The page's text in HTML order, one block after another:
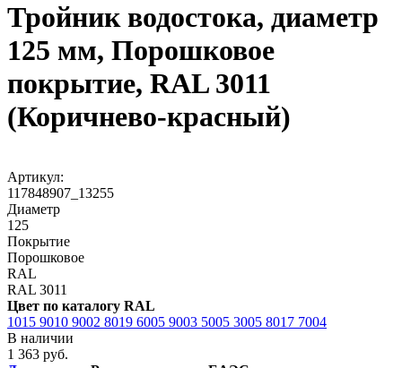
Тройник водостока, диаметр
125 мм, Порошковое
покрытие, RAL 3011
(Коричнево-красный)
Артикул:
117848907_13255
Диаметр
125
Покрытие
Порошковое
RAL
RAL 3011
Цвет по каталогу RAL
1015 9010 9002 8019 6005 9003 5005 3005 8017 7004
В наличии
1 363 руб.